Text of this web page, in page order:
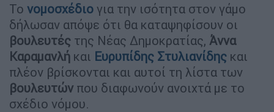
Το νομοσχέδιο για την ισότητα στον γάμο
δήλωσαν απόψε ότι θα καταψηφίσουν οι
βουλευτές της Νέας Δημοκρατίας, Άννα
Καραμανλή και Ευρυπίδης Στυλιανίδης και
πλέον βρίσκονται και αυτοί τη λίστα των
βουλευτών που διαφωνούν ανοιχτά με το
σχέδιο νόμου.